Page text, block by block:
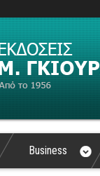
Business